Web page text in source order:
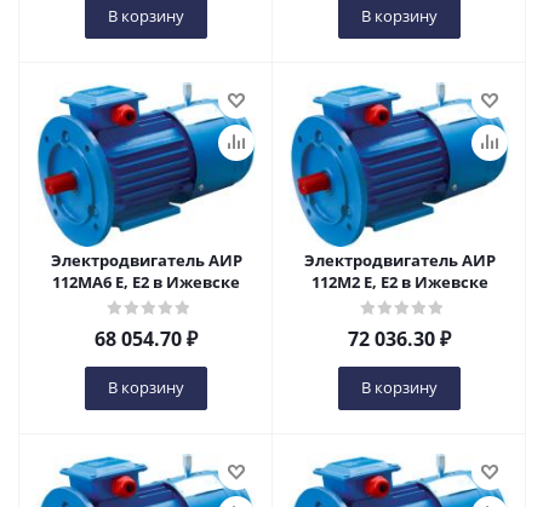
В корзину В корзину
Электродвигатель АИР
112МА6 Е, Е2 в Ижевске
68 054.70₽
В корзину
Электродвигатель АИР
112М2 Е, Е2 в Ижевске
72 036.30₽
В корзину